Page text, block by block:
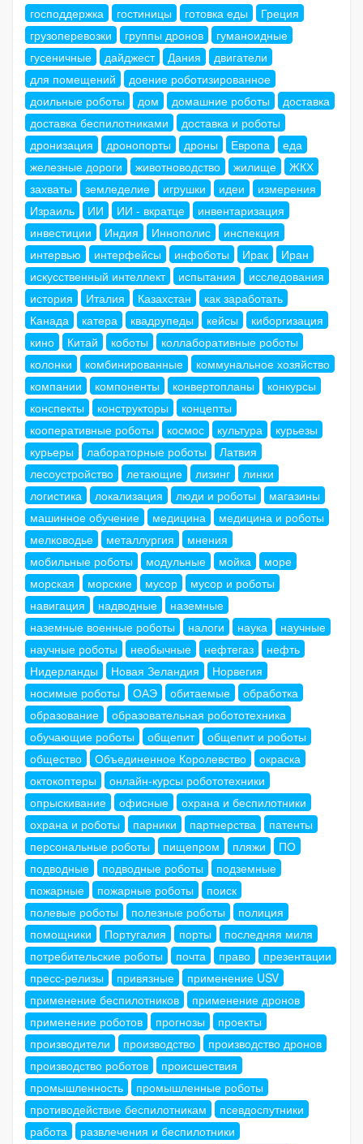
господдержка гостиницы готовка еды
Греция
грузоперевозки
группы дронов
гуманоидные
гусеничные
дайджест Дания
двигатели
для помещений
доение роботизированное
доильные роботы
дом домашние роботы
доставка
доставка беспилотниками
доставка и роботы
дронизация
дронопорты дроны Европа
еда
железные дороги
животноводство жилище
ЖКХ
захваты
земледелие игрушки идеи
измерения
Израиль
ИИ ИИ - вкратце
инвентаризация
инвестиции
Индия Иннополис
инспекция
интервью
интерфейсы инфоботы Ирак
Иран
искусственный интеллект
испытания
исследования
история
Италия Казахстан
как заработать
Канада
катера квадрупеды кейсы
киборгизация
кино
Китай коботы
коллаборативные роботы
колонки
комбинированные
коммунальное хозяйство
компании
компоненты конвертопланы
конкурсы
конспекты
конструкторы
концепты
кооперативные роботы
космос культура
курьезы
курьеры
лабораторные роботы
Латвия
лесоустройство
летающие лизинг
линки
логистика
локализация люди и роботы
магазины
машинное обучение
медицина
медицина и роботы
мелководье
металлургия
мнения
мобильные роботы
модульные мойка
море
морская
морские мусор
мусор и роботы
навигация
надводные
наземные
наземные военные роботы
налоги наука
научные
научные роботы
необычные нефтегаз
нефть
Нидерланды
Новая Зеландия
Норвегия
носимые роботы
ОАЭ обитаемые
обработка
образование
образовательная робототехника
обучающие роботы
общепит
общепит и роботы
общество
Объединенное Королевство
окраска
октокоптеры
онлайн-курсы робототехники
опрыскивание
офисные
охрана и беспилотники
охрана и роботы
парники партнерства
патенты
персональные роботы
пищепром пляжи
ПО
подводные
подводные роботы
подземные
пожарные
пожарные роботы
поиск
полевые роботы
полезные роботы
полиция
помощники
Португалия порты
последняя миля
потребительские роботы
почта право
презентации
пресс-релизы
привязные
применение USV
применение беспилотников
применение дронов
применение роботов
прогнозы
проекты
производители
производство
производство дронов
производство роботов
происшествия
промышленность
промышленные роботы
противодействие беспилотникам
псевдоспутники
работа
развлечения и беспилотники